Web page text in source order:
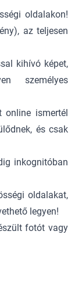
oldalakon!
az teljesen
kihívó képet,
személyes
ismertél
és csak
inkognitóban
oldalakat,
legyen!
fotót vagy